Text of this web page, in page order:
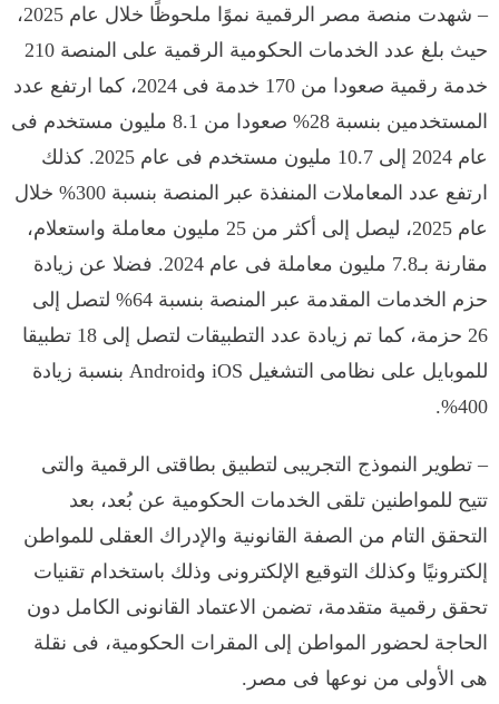
– شهدت منصة مصر الرقمية نموًا ملحوظًا خلال عام 2025،
حيث بلغ عدد الخدمات الحكومية الرقمية على المنصة 210
خدمة رقمية صعودا من 170 خدمة فى 2024، كما ارتفع عدد
المستخدمين بنسبة 28% صعودا من 8.1 مليون مستخدم فى
عام 2024 إلى 10.7 مليون مستخدم فى عام 2025. كذلك
ارتفع عدد المعاملات المنفذة عبر المنصة بنسبة 300% خلال
عام 2025، ليصل إلى أكثر من 25 مليون معاملة واستعلام،
مقارنة بـ7.8 مليون معاملة فى عام 2024. فضلا عن زيادة
حزم الخدمات المقدمة عبر المنصة بنسبة 64% لتصل إلى
26 حزمة، كما تم زيادة عدد التطبيقات لتصل إلى 18 تطبيقا
للموبايل على نظامى التشغيل iOS وAndroid بنسبة زيادة
400%.
– تطوير النموذج التجريبى لتطبيق بطاقتى الرقمية والتى
تتيح للمواطنين تلقى الخدمات الحكومية عن بُعد، بعد
التحقق التام من الصفة القانونية والإدراك العقلى للمواطن
إلكترونيًا وكذلك التوقيع الإلكترونى وذلك باستخدام تقنيات
تحقق رقمية متقدمة، تضمن الاعتماد القانونى الكامل دون
الحاجة لحضور المواطن إلى المقرات الحكومية، فى نقلة
هى الأولى من نوعها فى مصر.